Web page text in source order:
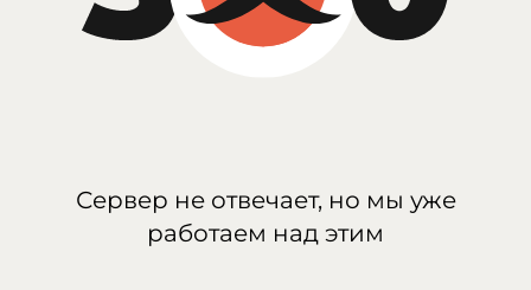
Сервер не отвечает, но мы уже
работаем над этим